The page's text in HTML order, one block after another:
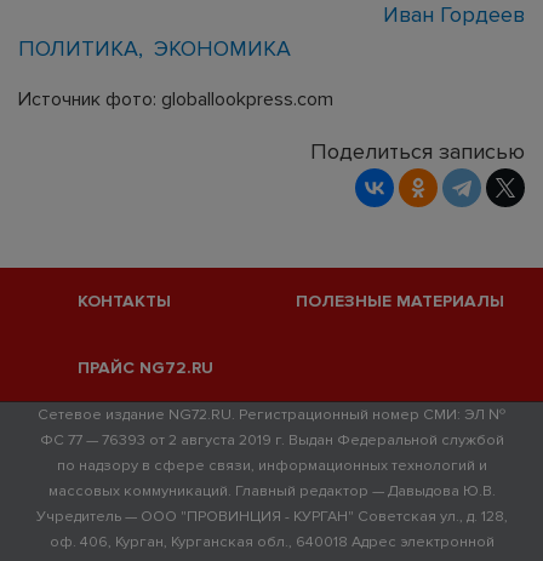
Иван Гордеев
ПОЛИТИКА ЭКОНОМИКА
Источник фото: globallookpress.com
Поделиться записью
КОНТАКТЫ ПОЛЕЗНЫЕ МАТЕРИАЛЫ
ПРАЙС NG72.RU
Сетевое издание NG72.RU. Регистрационный номер СМИ: ЭЛ №
ФС 77 — 76393 от 2 августа 2019 г. Выдан Федеральной службой
по надзору в сфере связи, информационных технологий и
массовых коммуникаций. Главный редактор — Давыдова Ю.В.
Учредитель — ООО "ПРОВИНЦИЯ - КУРГАН" Советская ул., д. 128,
оф. 406, Курган, Курганская обл., 640018 Адрес электронной